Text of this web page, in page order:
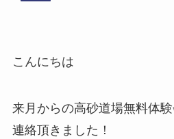
こんにちは
来月からの高砂道場無料体
連絡頂きました！